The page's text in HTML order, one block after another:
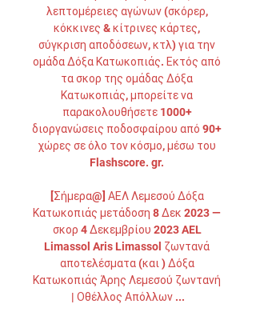
λεπτομέρειες αγώνων (σκόρερ,
κόκκινες & κίτρινες κάρτες,
σύγκριση αποδόσεων, κτλ) για την
ομάδα Δόξα Κατωκοπιάς. Εκτός από
τα σκορ της ομάδας Δόξα
Κατωκοπιάς, μπορείτε να
παρακολουθήσετε 1000+
διοργανώσεις ποδοσφαίρου από 90+
χώρες σε όλο τον κόσμο, μέσω του
Flashscore. gr.
[Σήμερα@] ΑΕΛ Λεμεσού Δόξα
Κατωκοπιάς μετάδοση 8 Δεκ 2023 —
σκορ 4 Δεκεμβρίου 2023 AEL
Limassol Aris Limassol ζωντανά
αποτελέσματα (και ) Δόξα
Κατωκοπιάς Άρης Λεμεσού ζωντανή
| Οθέλλος Απόλλων ...